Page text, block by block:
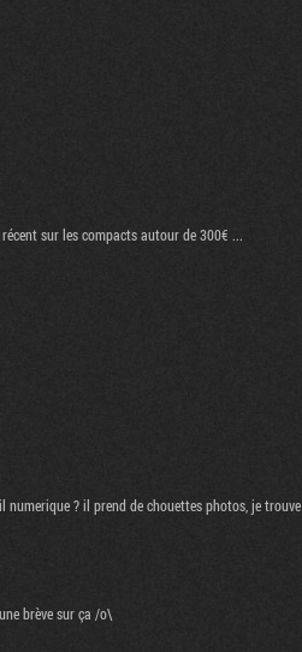
sur les compacts autour de 300€ ...
? il prend de chouettes photos, je trouve
brève sur ça /o\